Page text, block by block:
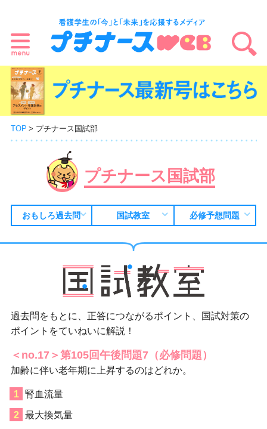
TOP プチナース国試部
プチナース国試部
おもしろ過去問 国試教室 必修予想問題
過去問をもとに、正答につながるポイント、国試対策の
ポイントをていねいに解説！
＜no.17＞第105回午後問題7（必修問題）
加齢に伴い老年期に上昇するのはどれか。
腎血流量
最大換気量